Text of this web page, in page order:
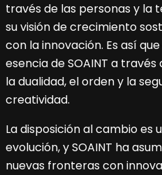
través de las personas y la
su visión de crecimiento
con la innovación. Es así
esencia de SOAINT a
la dualidad, el orden y la
creatividad.
La disposición al cambio
evolución, y SOAINT ha
nuevas fronteras con